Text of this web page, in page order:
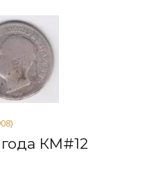
года КМ#12